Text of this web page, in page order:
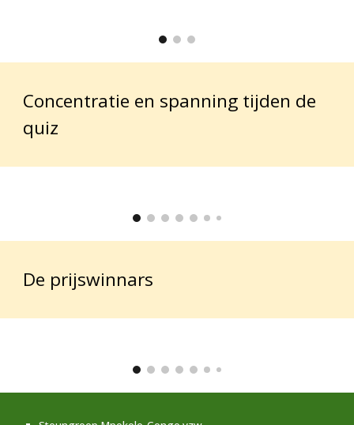
Concentratie en spanning tijden de
quiz
De prijswinnars